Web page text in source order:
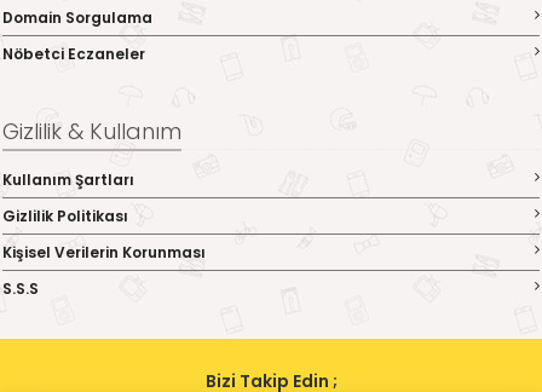
Domain Sorgulama
Nöbetci Eczaneler
Gizlilik & Kullanım
Kullanım Şartları
Gizlilik Politikası
Kişisel Verilerin Korunması
S.S.S
Bizi Takip Edin ;